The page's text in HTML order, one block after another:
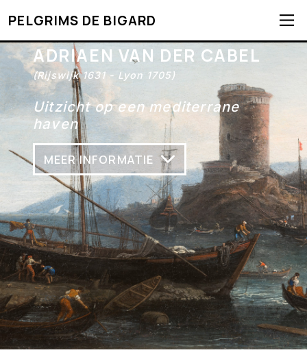
PELGRIMS DE BIGARD
ADRIAEN VAN DER CABEL
(Rijswijk 1631 - Lyon 1705)
Uitzicht op een mediterrane
haven
MEER INFORMATIE